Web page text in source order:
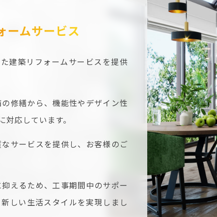
ームサービス
建築リフォームサービスを提供
修繕から、機能性やデザイン性
応しています。
サービスを提供し、お客様のご
えるため、工事期間中のサポー
しい生活スタイルを実現しまし